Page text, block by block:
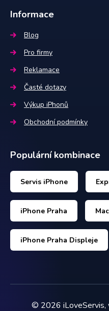
Informace
Blog
Pro firmy
Reklamace
Časté dotazy
Výkup iPhonů
Obchodní podmínky
Populární kombinace
Servis iPhone
iPhone Praha
iPhone Praha Displeje
© 2026 iLoveServis,